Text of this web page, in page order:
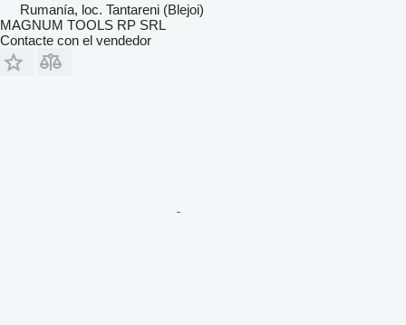
Rumanía, loc. Tantareni (Blejoi)
MAGNUM TOOLS RP SRL
Contacte con el vendedor